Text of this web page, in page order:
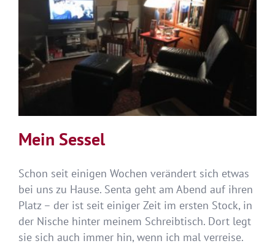
nicht
wunderbar!
Mein Sessel
Schon seit einigen Wochen verändert sich etwas
bei uns zu Hause. Senta geht am Abend auf ihren
Platz – der ist seit einiger Zeit im ersten Stock, in
der Nische hinter meinem Schreibtisch. Dort legt
sie sich auch immer hin, wenn ich mal verreise.